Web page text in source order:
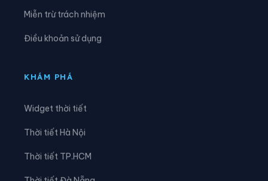
Miễn trừ trách nhiệm
Điều khoản sử dụng
KHÁM PHÁ
Widget thời tiết
Thời tiết Hà Nội
Thời tiết TP.HCM